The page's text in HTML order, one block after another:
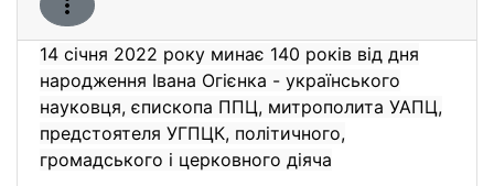
14 січня 2022 року минає 140 років від дня
народження Івана Огієнка - українського
науковця, єпископа ППЦ, митрополита УАПЦ,
предстоятеля УГПЦК, політичного,
громадського і церковного діяча